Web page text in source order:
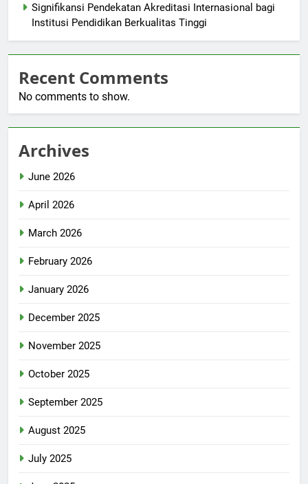
Signifikansi Pendekatan Akreditasi Internasional bagi
Institusi Pendidikan Berkualitas Tinggi
Recent Comments
No comments to show.
Archives
June 2026
April 2026
March 2026
February 2026
January 2026
December 2025
November 2025
October 2025
September 2025
August 2025
July 2025